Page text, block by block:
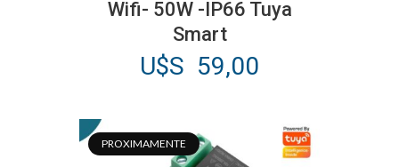
Wifi- 50W -IP66 Tuya
Smart
U$S 59,00
PROXIMAMENTE